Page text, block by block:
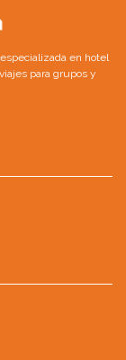
en hotel
viajes para grupos y